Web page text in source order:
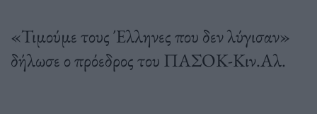
«Τιμούμε τους Έλληνες που δεν λύγισαν»
δήλωσε ο πρόεδρος του ΠΑΣΟΚ-Κιν.Αλ.